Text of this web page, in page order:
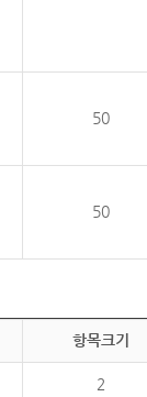
50
50
항목크기
2